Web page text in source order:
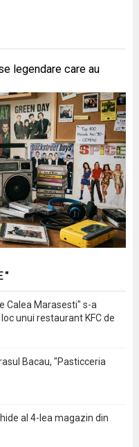
legendare care au
Calea Marasesti" s-a
unui restaurant KFC de
Bacau, "Pasticceria
al 4-lea magazin din